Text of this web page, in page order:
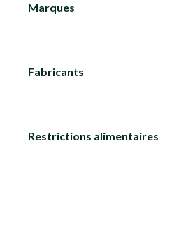
Marques
Fabricants
Restrictions alimentaires